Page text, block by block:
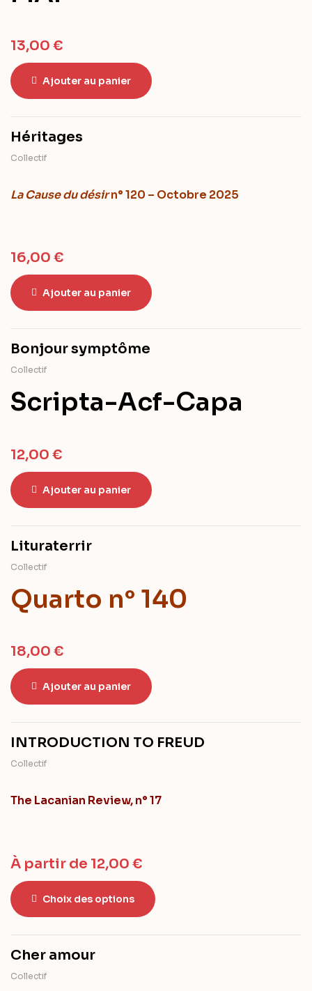
13,00 €
Ajouter au panier
Héritages
Collectif
La Cause du désirn° 120 – Octobre 2025
16,00 €
Ajouter au panier
Bonjour symptôme
Collectif
Scripta-Acf-Capa
12,00 €
Ajouter au panier
Lituraterrir
Collectif
Quarto n° 140
18,00 €
Ajouter au panier
INTRODUCTION TO FREUD
Collectif
The Lacanian Review, n° 17
À partir de 12,00 €
Choix des options
Cher amour
Collectif